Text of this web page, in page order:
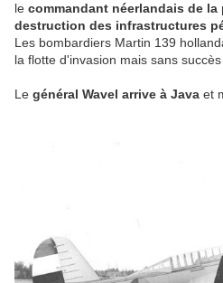
le commandant néerlandais de la
destruction des infrastructures
Les bombardiers Martin 139
la flotte d'invasion mais sans succès
Le général Wavel arrive à Java et